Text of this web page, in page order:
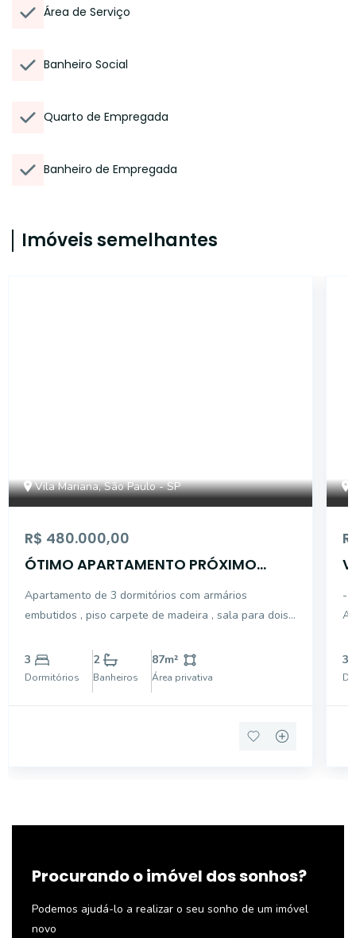
Área de Serviço
Banheiro Social
Quarto de Empregada
Banheiro de Empregada
Imóveis semelhantes
Vila Mariana, São Paulo - SP
R$ 480.000,00
ÓTIMO APARTAMENTO PRÓXIMO
Apartamento de 3 dormitórios com armários
embutidos , piso carpete de madeira , sala para dois
armários embutidos , uma vaga de garagem
3
Dormitórios
2
Banheiros
87m²
Área privativa
-
3
Procurando o imóvel dos sonhos?
Podemos ajudá-lo a realizar o seu sonho de um imóvel
novo